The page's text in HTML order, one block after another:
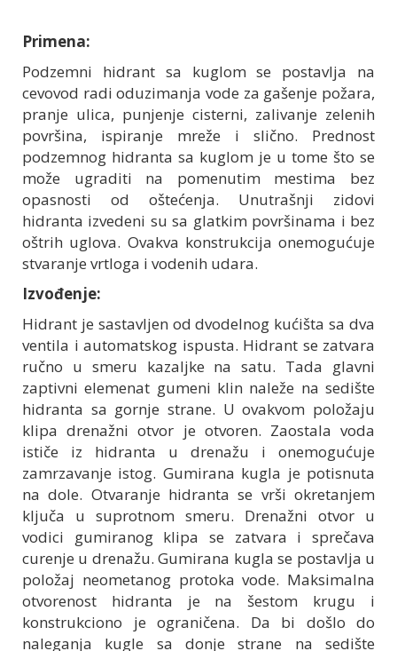
Primena:
Podzemni hidrant sa kuglom se postavlja na
cevovod radi oduzimanja vode za gašenje požara,
pranje ulica, punjenje cisterni, zalivanje zelenih
površina, ispiranje mreže i slično. Prednost
podzemnog hidranta sa kuglom je u tome što se
može ugraditi na pomenutim mestima bez
opasnosti od oštećenja. Unutrašnji zidovi
hidranta izvedeni su sa glatkim površinama i bez
oštrih uglova. Ovakva konstrukcija onemogućuje
stvaranje vrtloga i vodenih udara.
Izvođenje:
Hidrant je sastavljen od dvodelnog kućišta sa dva
ventila i automatskog ispusta. Hidrant se zatvara
ručno u smeru kazaljke na satu. Tada glavni
zaptivni elemenat gumeni klin naleže na sedište
hidranta sa gornje strane. U ovakvom položaju
klipa drenažni otvor je otvoren. Zaostala voda
ističe iz hidranta u drenažu i onemogućuje
zamrzavanje istog. Gumirana kugla je potisnuta
na dole. Otvaranje hidranta se vrši okretanjem
ključa u suprotnom smeru. Drenažni otvor u
vodici gumiranog klipa se zatvara i sprečava
curenje u drenažu. Gumirana kugla se postavlja u
položaj neometanog protoka vode. Maksimalna
otvorenost hidranta je na šestom krugu i
konstrukciono je ograničena. Da bi došlo do
naleganja kugle sa donje strane na sedište